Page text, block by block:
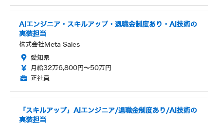
AIエンジニア・スキルアップ・退職金制度あり・AI技術の
実装担当
株式会社Meta Sales
愛知県
月給32万6,800円～50万円
正社員
「スキルアップ」AIエンジニア/退職金制度あり/AI技術の
実装担当